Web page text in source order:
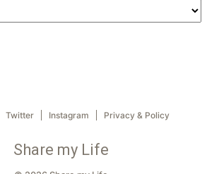
Twitter Instagram Privacy & Policy
Share my Life